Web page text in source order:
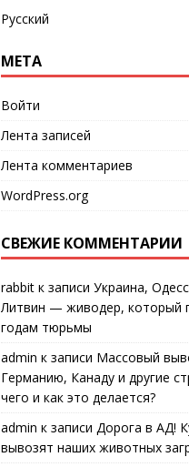
Русский
МЕТА
Войти
Лента записей
Лента комментариев
WordPress.org
СВЕЖИЕ КОММЕНТАРИИ
rabbitк записи Украина,
Литвин — живодер, который
годам тюрьмы
admin к записи Массовый
Германию, Канаду и другие
чего и как это делается?
admin к записи Дорога в АД!
вывозят наших животных